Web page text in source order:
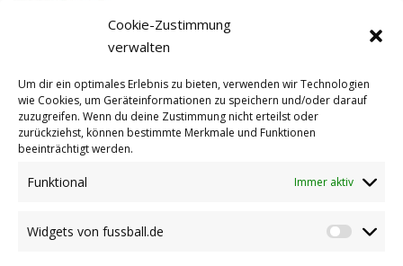
Cookie-Zustimmung
verwalten
Um dir ein optimales Erlebnis zu bieten, verwenden wir Technologien
wie Cookies, um Geräteinformationen zu speichern und/oder darauf
zuzugreifen. Wenn du deine Zustimmung nicht erteilst oder
zurückziehst, können bestimmte Merkmale und Funktionen
beeinträchtigt werden.
Funktional Immer aktiv
Widgets von fussball.de
06.09.2025
⚽ Vorbereitungsplan Sommer 2025 ⚽
22.06.2025